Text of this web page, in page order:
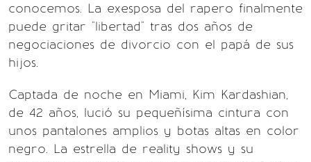
conocemos. La exesposa del rapero finalmente
puede gritar "libertad" tras dos años de
negociaciones de divorcio con el papá de sus
hijos.
Captada de noche en Miami, Kim Kardashian,
de 42 años, lució su pequeñísima cintura con
unos pantalones amplios y botas altas en color
negro. La estrella de reality shows y su